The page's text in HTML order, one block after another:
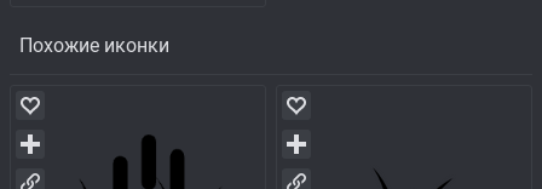
Похожие иконки